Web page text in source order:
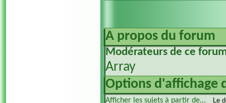
A propos du forum
Modérateurs de ce
Array
Options d'affichage
Afficher les sujets à partir de...